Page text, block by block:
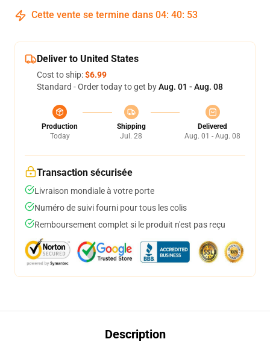
Cette vente se termine dans 04: 40: 53
Deliver to United States
Cost to ship:$6.99
Standard - Order today to get byAug. 01 - Aug. 08
Production
Today
Shipping
Jul. 28
Delivered
Aug. 01 - Aug. 08
Transaction sécurisée
Livraison mondiale à votre porte
Numéro de suivi fourni pour tous les colis
Remboursement complet si le produit n'est pas reçu
Description